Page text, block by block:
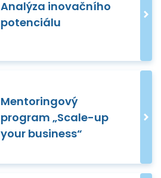
Analýza inovačního
potenciálu
Mentoringový
program „Scale-up
your business“